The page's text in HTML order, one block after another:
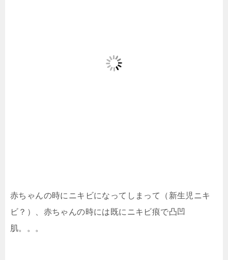
赤ちゃんの時にニキビになってしまって（新生児ニキ
ビ？）、赤ちゃんの時には既にニキビ痕で凸凹
肌。。。